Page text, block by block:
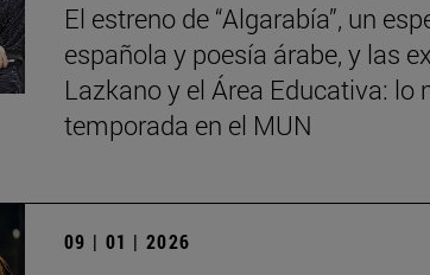
El estreno de “Algarabía”, un
española y poesía árabe, y las
Lazkano y el Área Educativa:
temporada en el MUN
09 | 01 | 2026